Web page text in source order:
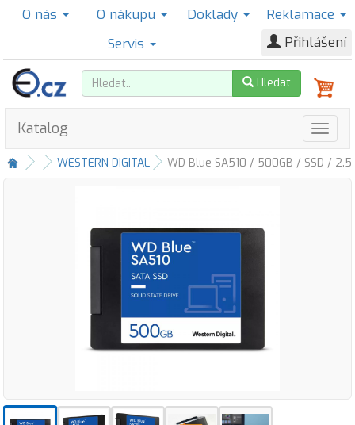
O nás O nákupu Doklady
Reklamace
Servis
Přihlášení
Hledat
Katalog
WESTERN DIGITAL WD Blue SA510 / 500GB / SSD /